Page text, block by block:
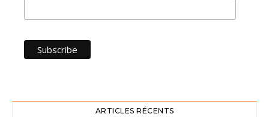
ARTICLES RÉCENTS